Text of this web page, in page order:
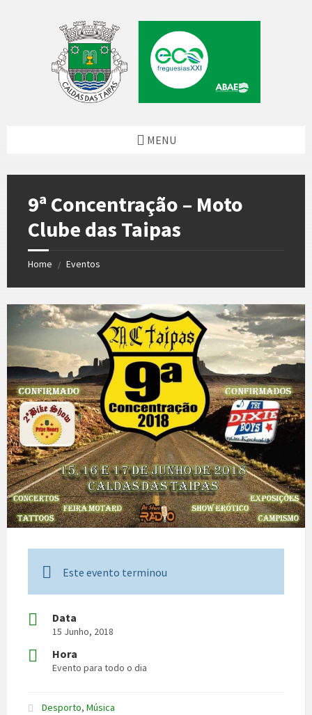
MENU
9ª Concentração – Moto
Clube das Taipas
Home / Eventos
Este evento terminou
Data
15 Junho, 2018
Hora
Evento para todo o dia
Desporto, Música